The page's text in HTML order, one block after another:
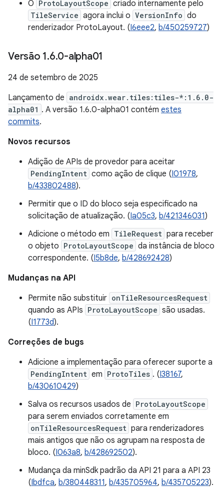
O ProtoLayoutScope criado internamente pelo
TileService agora inclui o VersionInfo do
renderizador ProtoLayout. (I6eee2, b/450259727)
Versão 1.6.0-alpha01
24 de setembro de 2025
Lançamento de androidx.wear.tiles:tiles-*:1.6.0-
alpha01 . A versão 1.6.0-alpha01 contém estes
commits.
Novos recursos
Adição de APIs de provedor para aceitar
PendingIntent como ação de clique (I01978,
b/433802488).
Permitir que o ID do bloco seja especificado na
solicitação de atualização. (Ia05c3, b/421346031)
Adicione o método em TileRequest para receber
o objeto ProtoLayoutScope da instância de bloco
correspondente. (I5b8de, b/428692428)
Mudanças na API
Permite não substituir onTileResourcesRequest
quando as APIs ProtoLayoutScope são usadas.
(I1773d).
Correções de bugs
Adicione a implementação para oferecer suporte a
PendingIntent em ProtoTiles . (I38167,
b/430610429)
Salva os recursos usados de ProtoLayoutScope
para serem enviados corretamente em
onTileResourcesRequest para renderizadores
mais antigos que não os agrupam na resposta de
bloco. (I063a8, b/428692502).
Mudança da minSdk padrão da API 21 para a API 23
(Ibdfca, b/380448311, b/435705964, b/435705223).